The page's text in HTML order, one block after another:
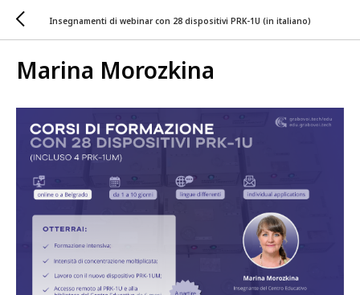
Insegnamenti di webinar con 28 dispositivi PRK-1U (in italiano)
Marina Morozkina